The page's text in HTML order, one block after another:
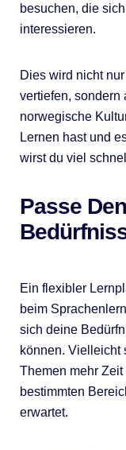
besuchen, die
interessieren.
Dies wird nicht
vertiefen, sondern
norwegische
Lernen hast und
wirst du viel
Passe
Ein flexibler
beim
sich deine
können. Vielleicht
Themen mehr
bestimmten
erwartet.